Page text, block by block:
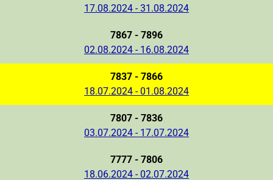
17.08.2024 - 31.08.2024
7867 - 7896
02.08.2024 - 16.08.2024
7837 - 7866
18.07.2024 - 01.08.2024
7807 - 7836
03.07.2024 - 17.07.2024
7777 - 7806
18.06.2024 - 02.07.2024